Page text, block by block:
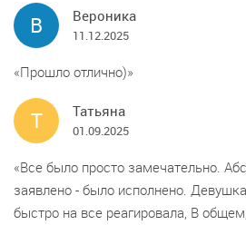
В Вероника
11.12.2025
Прошло отлично)
Т Татьяна
01.09.2025
Все было просто замечательно.
заявлено - было исполнено.
быстро на все реагировала, В